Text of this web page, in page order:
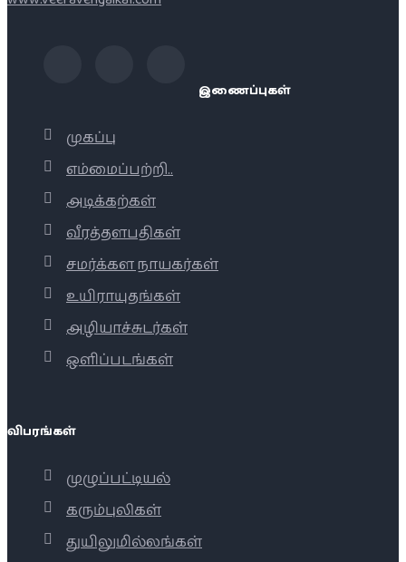
இணைப்புகள்
முகப்பு
எம்மைப்பற்றி..
அடிக்கற்கள்
வீரத்தளபதிகள்
சமர்க்கள நாயகர்கள்
உயிராயுதங்கள்
அழியாச்சுடர்கள்
ஒளிப்படங்கள்
விபரங்கள்
முழுப்பட்டியல்
கரும்புலிகள்
துயிலுமில்லங்கள்